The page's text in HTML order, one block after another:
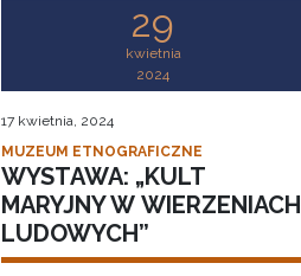
29
kwietnia
2024
17 kwietnia, 2024
MUZEUM ETNOGRAFICZNE
WYSTAWA: „KULT
MARYJNY W WIERZENIACH
LUDOWYCH”